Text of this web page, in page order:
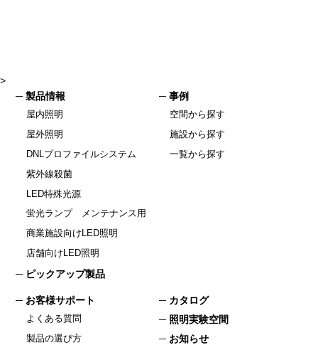
>
製品情報
屋内照明
屋外照明
DNLプロファイルシステム
紫外線殺菌
LED特殊光源
蛍光ランプ メンテナンス用
商業施設向けLED照明
店舗向けLED照明
ピックアップ製品
事例
空間から探す
施設から探す
一覧から探す
お客様サポート
よくある質問
製品の選び方
カタログ
照明実験空間
お知らせ